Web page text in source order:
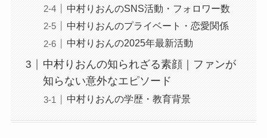
中村りおんのSNS活動・フォロワー数
中村りおんのプライベート・恋愛関係
中村りおんの2025年最新活動
中村りおんの知られざる素顔｜ファンが
知らない意外なエピソード
中村りおんの学歴・教育背景